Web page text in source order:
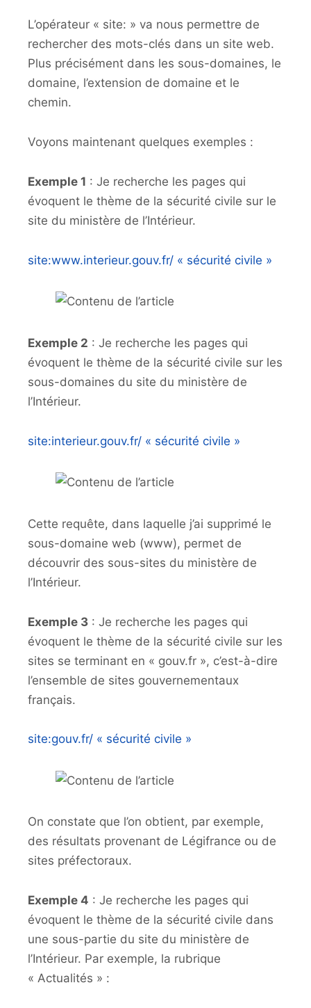
L’opérateur « site: » va nous permettre de
rechercher des mots-clés dans un site web.
Plus précisément dans les sous-domaines, le
domaine, l’extension de domaine et le
chemin.
Voyons maintenant quelques exemples :
Exemple 1 : Je recherche les pages qui
évoquent le thème de la sécurité civile sur le
site du ministère de l’Intérieur.
site:www.interieur.gouv.fr/ « sécurité civile »
Exemple 2 : Je recherche les pages qui
évoquent le thème de la sécurité civile sur les
sous-domaines du site du ministère de
l’Intérieur.
site:interieur.gouv.fr/ « sécurité civile »
Cette requête, dans laquelle j’ai supprimé le
sous-domaine web (www), permet de
découvrir des sous-sites du ministère de
l’Intérieur.
Exemple 3 : Je recherche les pages qui
évoquent le thème de la sécurité civile sur les
sites se terminant en « gouv.fr », c’est-à-dire
l’ensemble de sites gouvernementaux
français.
site:gouv.fr/ « sécurité civile »
On constate que l’on obtient, par exemple,
des résultats provenant de Légifrance ou de
sites préfectoraux.
Exemple 4 : Je recherche les pages qui
évoquent le thème de la sécurité civile dans
une sous-partie du site du ministère de
l’Intérieur. Par exemple, la rubrique
« Actualités » :